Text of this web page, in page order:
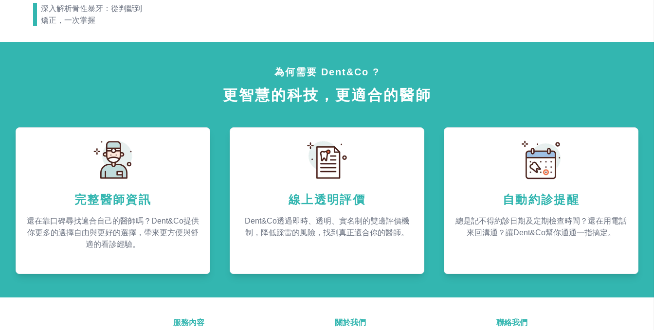
深入解析骨性暴牙：從判斷到
矯正，一次掌握
為何需要 Dent&Co ?
更智慧的科技，更適合的醫師
完整醫師資訊
還在靠口碑尋找適合自己的醫師嗎？Dent&Co提供
你更多的選擇自由與更好的選擇，帶來更方便與舒
適的看診經驗。
線上透明評價
Dent&Co透過即時、透明、實名制的雙邊評價機
制，降低踩雷的風險，找到真正適合你的醫師。
自動約診提醒
總是記不得約診日期及定期檢查時間？還在用電話
來回溝通？讓Dent&Co幫你通通一指搞定。
服務內容 關於我們 聯絡我們